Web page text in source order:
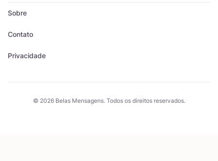
Sobre
Contato
Privacidade
© 2026 Belas Mensagens. Todos os direitos reservados.